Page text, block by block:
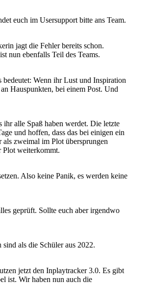
euch im Usersupport bitte ans Team.
jagt die Fehler bereits schon.
nun ebenfalls Teil des Teams.
Wenn ihr Lust und Inspiration
Hauspunkten, bei einem Post. Und
ihr alle Spaß haben werdet. Die letzte
und hoffen, dass das bei einigen ein
zweimal im Plot übersprungen
Plot weiterkommt.
Also keine Panik, es werden keine
geprüft. Sollte euch aber irgendwo
als die Schüler aus 2022.
jetzt den Inplaytracker 3.0. Es gibt
ist. Wir haben nun auch die